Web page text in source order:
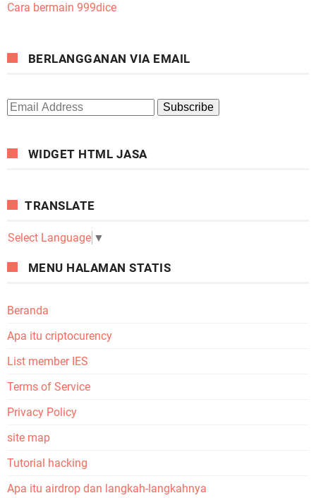
Cara bermain 999dice
BERLANGGANAN VIA EMAIL
WIDGET HTML JASA
TRANSLATE
Select Language ▼
MENU HALAMAN STATIS
Beranda
Apa itu criptocurency
List member IES
Terms of Service
Privacy Policy
site map
Tutorial hacking
Apa itu airdrop dan langkah-langkahnya